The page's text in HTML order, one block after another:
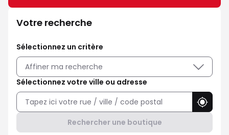
Votre recherche
Sélectionnez un critère
Affiner ma recherche
Sélectionnez votre ville ou adresse
Rechercher une boutique